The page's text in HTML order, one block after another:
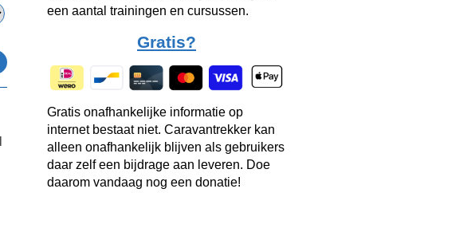
een aantal trainingen en cursussen.
Gratis?
Gratis onafhankelijke informatie op
internet bestaat niet. Caravantrekker kan
alleen onafhankelijk blijven als gebruikers
daar zelf een bijdrage aan leveren. Doe
daarom vandaag nog een donatie!